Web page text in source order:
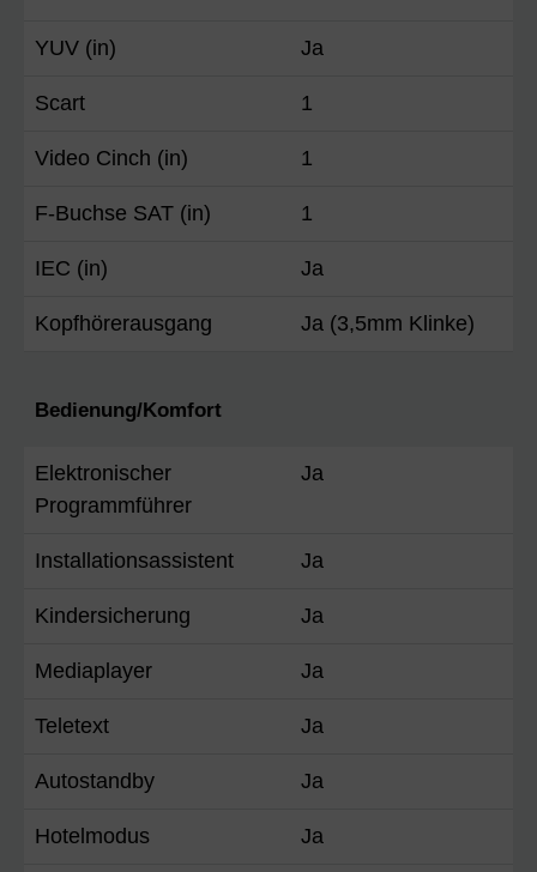
YUV (in) Ja
Scart 1
Video Cinch (in) 1
F-Buchse SAT (in) 1
IEC (in) Ja
Kopfhörerausgang Ja (3,5mm Klinke)
Bedienung/Komfort
Elektronischer
Programmführer
Ja
Installationsassistent Ja
Kindersicherung Ja
Mediaplayer Ja
Teletext Ja
Autostandby Ja
Hotelmodus Ja